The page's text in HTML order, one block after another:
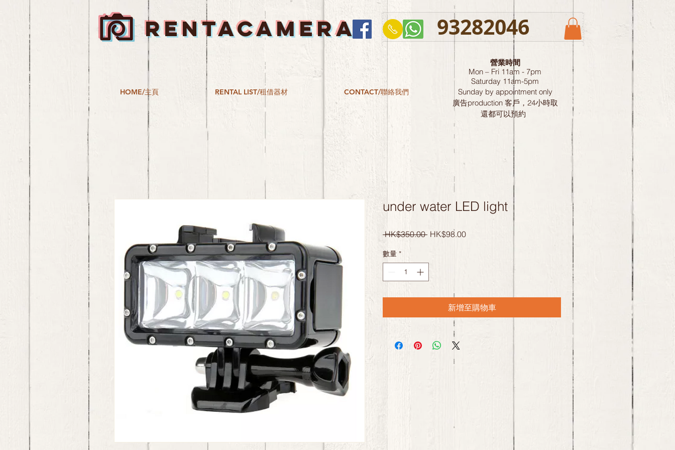
RENTACAMERA 93282046
HOME/主頁 RENTAL LIST/租借器材 CONTACT/聯絡我們
營業時間
Mon – Fri 11am - 7pm
Saturday 11am-5pm
Sunday by appointment only
廣告production 客戶，24小時取
還都可以預約
under water LED light
HK$350.00 一HK$98.00促
數量 *
新增至購物車